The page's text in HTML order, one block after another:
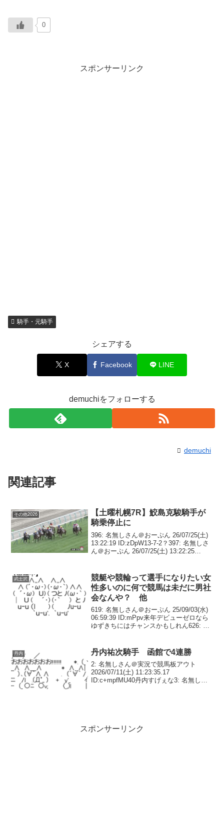
0
スポンサーリンク
騎手・元騎手
シェアする
X Facebook LINE
demuchiをフォローする
demuchi
関連記事
その他2026
【土曜札幌7R】鮫島克駿騎手が
騎乗停止に
396: 名無しさん＠おーぷん 26/07/25(土)
13:22:19 ID:zDpW13-7-2？397: 名無しさ
ん＠おーぷん 26/07/25(土) 13:22:25
武士沢
競艇や競輪って選手になりたい女
性多いのに何で競馬は未だに男社
会なんや？ 他
619: 名無しさん＠おーぷん 25/09/03(水)
06:59:39 ID:mPpv来年デビューゼロなら
ゆずきちにはチャンスかもしれん626: 名
丹内 丹内祐次騎手 函館で4連勝
2: 名無しさん＠実況で競馬板アウト
2026/07/11(土) 11:23:35.17
ID:c+mpfMU40丹内すげぇな3: 名無しさ
スポンサーリンク